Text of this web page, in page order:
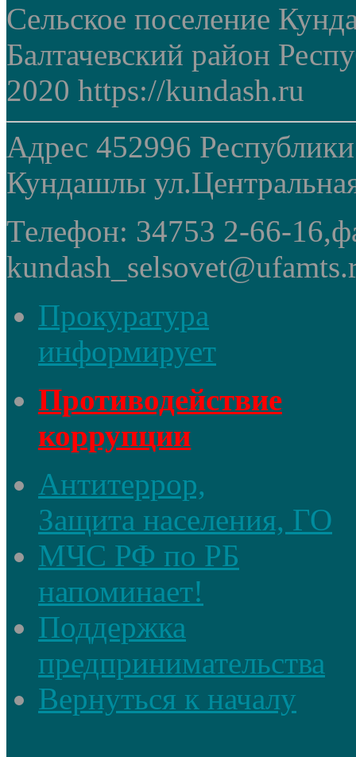
Сельское поселение
Балтачевский район
2020 https://kundash.ru
Адрес 452996
Кундашлы
Телефон: 34753 2-66-
Прокуратура
информирует
Противодействие
коррупции
Антитеррор,
Защита населения, ГО
МЧС РФ по РБ
напоминает!
Поддержка
предпринимательства
Вернуться к началу